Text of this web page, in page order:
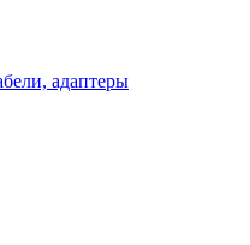
адаптеры